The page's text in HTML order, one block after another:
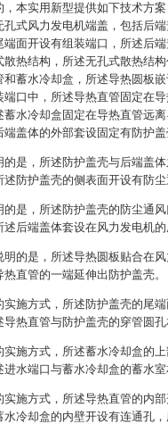
，本实用新型提供如下技术方
孔式风力发电机端盖，包括后
端面开设有组装端口，所述后
散热结构，所述无孔式散热结
和蓄水冷却盒，所述导热圆板
端口中，所述导热直管固定在
蓄水冷却盒固定在导热直管远
盖体的外部套设固定有防护盖
的是，所述防护盖壳与后端盖
防护盖壳的侧表面开设有防尘
的是，所述防护盖壳的防尘通
后端盖体套设在风力发电机的
明的是，所述导热圆板贴合在
直管的一端延伸出防护盖壳。
实施方式，所述防护盖壳的尾
热直管与防护盖壳的穿管圆孔
实施方式，所述蓄水冷却盒的
水端口与蓄水冷却盒的蓄水室
实施方式，所述导热直管的内
水冷却盒的内壁开设有连通孔